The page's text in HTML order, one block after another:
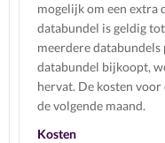
mogelijk om een extra
databundel is geldig
meerdere
databundel bijkoopt,
hervat. De kosten
de volgende maand.
Kosten